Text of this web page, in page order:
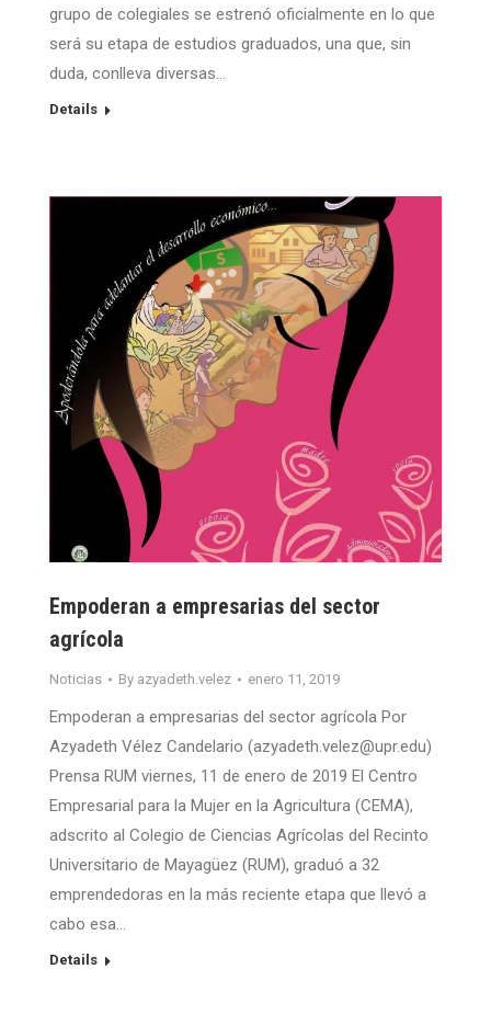
grupo de colegiales se estrenó oficialmente en lo que
será su etapa de estudios graduados, una que, sin
duda, conlleva diversas…
Details
Empoderan a empresarias del sector
agrícola
Noticias By azyadeth.velez enero 11, 2019
Empoderan a empresarias del sector agrícola Por
Azyadeth Vélez Candelario (azyadeth.velez@upr.edu)
Prensa RUM viernes, 11 de enero de 2019 El Centro
Empresarial para la Mujer en la Agricultura (CEMA),
adscrito al Colegio de Ciencias Agrícolas del Recinto
Universitario de Mayagüez (RUM), graduó a 32
emprendedoras en la más reciente etapa que llevó a
cabo esa…
Details